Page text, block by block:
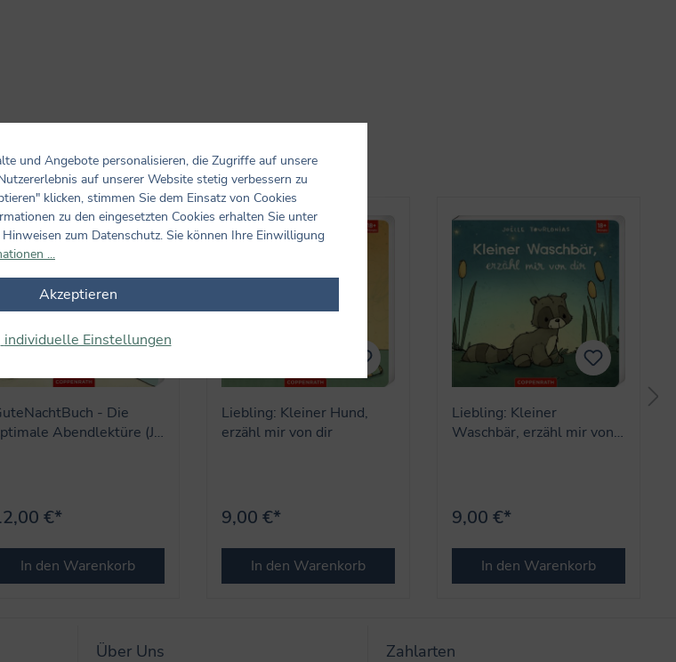
- Die
Abendlektüre (J.
€*
In den Warenkorb
Liebling: Kleiner Hund,
erzähl mir von dir
9,00 €*
In den Warenkorb
Liebling: Kleiner
Waschbär, erzähl mir von
9,00 €*
In den Warenkorb
Über Uns Zahlarten
und Angebote personalisieren, die Zugriffe auf unsere
auf unserer Website stetig verbessern zu
klicken, stimmen Sie dem Einsatz von Cookies
zu den eingesetzten Cookies erhalten Sie unter
zum Datenschutz. Sie können Ihre Einwilligung
...
Akzeptieren
individuelle Einstellungen